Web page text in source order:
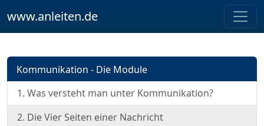
www.anleiten.de
Kommunikation - Die Module
1. Was versteht man unter Kommunikation?
2. Die Vier Seiten einer Nachricht